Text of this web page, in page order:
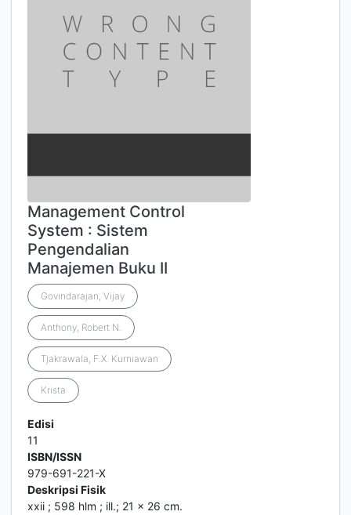
Management Control
System : Sistem
Pengendalian
Manajemen Buku II
Govindarajan, Vijay
Anthony, Robert N.
Tjakrawala, F.X. Kurniawan
Krista
Edisi
11
ISBN/ISSN
979-691-221-X
Deskripsi Fisik
xxii ; 598 hlm ; ill.; 21 x 26 cm.